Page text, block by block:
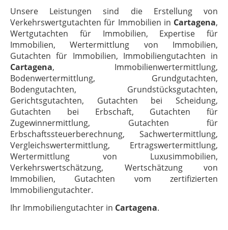
Unsere Leistungen sind die Erstellung von
Verkehrswertgutachten für Immobilien in Cartagena,
Wertgutachten für Immobilien, Expertise für
Immobilien, Wertermittlung von Immobilien,
Gutachten für Immobilien, Immobiliengutachten in
Cartagena, Immobilienwertermittlung,
Bodenwertermittlung, Grundgutachten,
Bodengutachten, Grundstücksgutachten,
Gerichtsgutachten, Gutachten bei Scheidung,
Gutachten bei Erbschaft, Gutachten für
Zugewinnermittlung, Gutachten für
Erbschaftssteuerberechnung, Sachwertermittlung,
Vergleichswertermittlung, Ertragswertermittlung,
Wertermittlung von Luxusimmobilien,
Verkehrswertschätzung, Wertschätzung von
Immobilien, Gutachten vom zertifizierten
Immobiliengutachter.
Ihr Immobiliengutachter in Cartagena.